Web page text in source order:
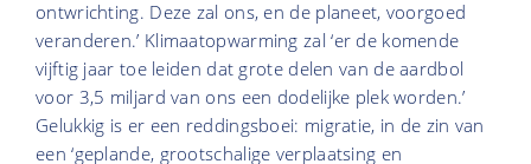
ontwrichting. Deze zal ons, en de planeet, voorgoed
veranderen.’ Klimaatopwarming zal ‘er de komende
vijftig jaar toe leiden dat grote delen van de aardbol
voor 3,5 miljard van ons een dodelijke plek worden.’
Gelukkig is er een reddingsboei: migratie, in de zin van
een ‘geplande, grootschalige verplaatsing en